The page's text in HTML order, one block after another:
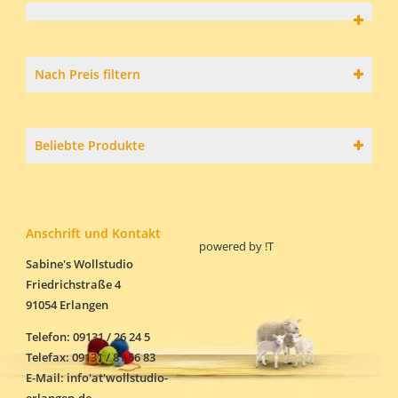
Nach Preis filtern
Beliebte Produkte
Anschrift und Kontakt
Sabine's Wollstudio
Friedrichstraße 4
91054 Erlangen
Telefon: 09131 / 26 24 5
Telefax: 09131 / 81 56 83
E-Mail: info'at'wollstudio-
powered by !T